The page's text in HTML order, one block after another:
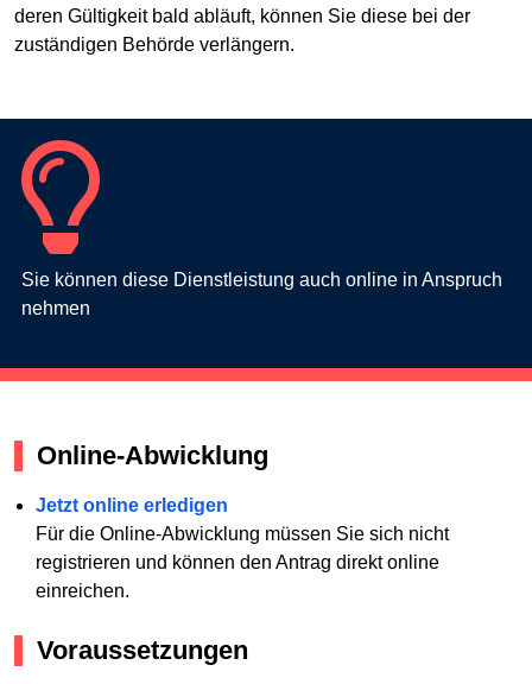
deren Gültigkeit bald abläuft, können Sie diese bei der
zuständigen Behörde verlängern.
Sie können diese Dienstleistung auch online in Anspruch
nehmen
Online-Abwicklung
Jetzt online erledigen
Für die Online-Abwicklung müssen Sie sich nicht
registrieren und können den Antrag direkt online
einreichen.
Voraussetzungen